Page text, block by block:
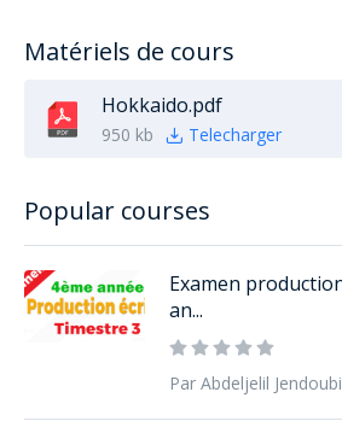
Matériels de cours
Hokkaido.pdf
950 kb Telecharger
Popular courses
Examen
an...
Par Abdeljelil Jendoubi